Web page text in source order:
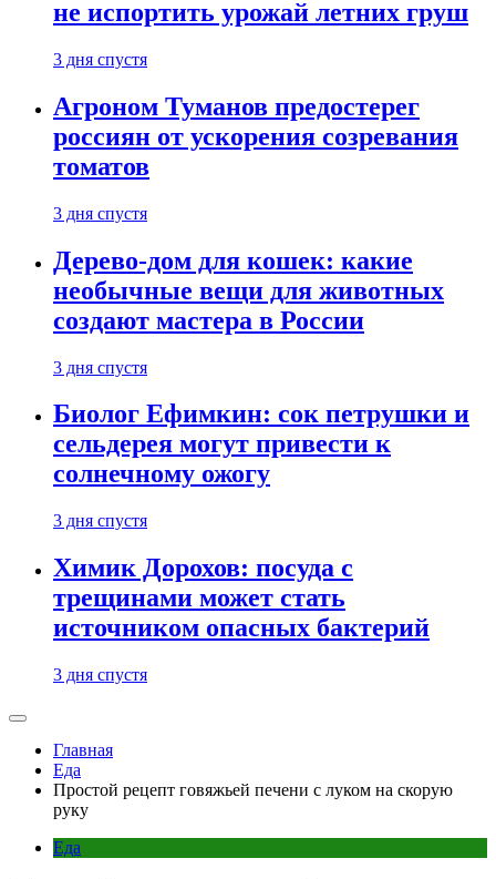
не испортить урожай летних груш
3 дня спустя
Агроном Туманов предостерег
россиян от ускорения созревания
томатов
3 дня спустя
Дерево-дом для кошек: какие
необычные вещи для животных
создают мастера в России
3 дня спустя
Биолог Ефимкин: сок петрушки и
сельдерея могут привести к
солнечному ожогу
3 дня спустя
Химик Дорохов: посуда с
трещинами может стать
источником опасных бактерий
3 дня спустя
Главная
Еда
Простой рецепт говяжьей печени с луком на скорую
руку
Еда